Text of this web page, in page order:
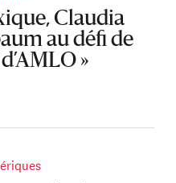
Claudia
au défi de
»